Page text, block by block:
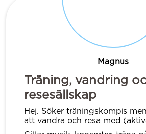
Magnus
Träning, vandring
resesällskap
Hej. Söker träningskompis
att vandra och resa med